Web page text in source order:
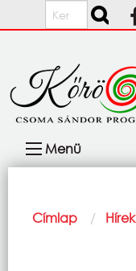
Ugrás a tartalomra
Keresés
navigáció
Menü
Morzsa
Címlap Hírek